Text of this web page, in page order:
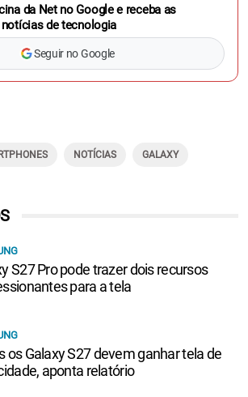
da Net no Google e receba as
de tecnologia
Seguir no Google
NOTÍCIAS GALAXY
S27 Pro pode trazer dois recursos
para a tela
os Galaxy S27 devem ganhar tela de
aponta relatório